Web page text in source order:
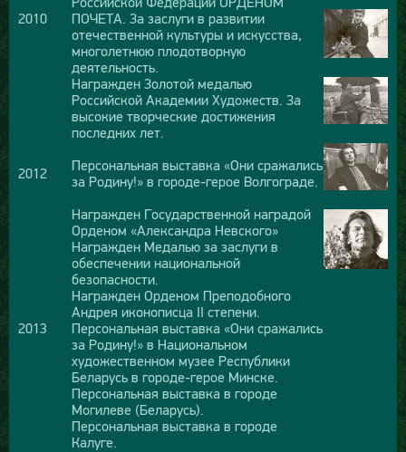
2010
ПОЧЕТА. За заслуги в развитии
отечественной культуры и искусства,
многолетнюю плодотворную
деятельность.
Награжден Золотой медалью
Российской Академии Художеств. За
высокие творческие достижения
последних лет.
2012
Персональная выставка «Они сражались
за Родину!» в городе-герое Волгограде.
2013
Награжден Государственной наградой
Орденом «Александра Невского»
Награжден Медалью за заслуги в
обеспечении национальной
безопасности.
Награжден Орденом Преподобного
Андрея иконописца II степени.
Персональная выставка «Они сражались
за Родину!» в Национальном
художественном музее Республики
Беларусь в городе-герое Минске.
Персональная выставка в городе
Могилеве (Беларусь).
Персональная выставка в городе
Калуге.